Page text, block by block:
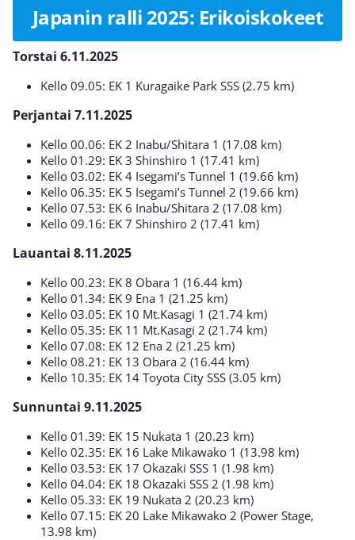
Japanin ralli 2025: Erikoiskokeet
Torstai 6.11.2025
Kello 09.05: EK 1 Kuragaike Park SSS (2.75 km)
Perjantai 7.11.2025
Kello 00.06: EK 2 Inabu/Shitara 1 (17.08 km)
Kello 01.29: EK 3 Shinshiro 1 (17.41 km)
Kello 03.02: EK 4 Isegami’s Tunnel 1 (19.66 km)
Kello 06.35: EK 5 Isegami’s Tunnel 2 (19.66 km)
Kello 07.53: EK 6 Inabu/Shitara 2 (17.08 km)
Kello 09.16: EK 7 Shinshiro 2 (17.41 km)
Lauantai 8.11.2025
Kello 00.23: EK 8 Obara 1 (16.44 km)
Kello 01.34: EK 9 Ena 1 (21.25 km)
Kello 03.05: EK 10 Mt.Kasagi 1 (21.74 km)
Kello 05.35: EK 11 Mt.Kasagi 2 (21.74 km)
Kello 07.08: EK 12 Ena 2 (21.25 km)
Kello 08.21: EK 13 Obara 2 (16.44 km)
Kello 10.35: EK 14 Toyota City SSS (3.05 km)
Sunnuntai 9.11.2025
Kello 01.39: EK 15 Nukata 1 (20.23 km)
Kello 02.35: EK 16 Lake Mikawako 1 (13.98 km)
Kello 03.53: EK 17 Okazaki SSS 1 (1.98 km)
Kello 04.04: EK 18 Okazaki SSS 2 (1.98 km)
Kello 05.33: EK 19 Nukata 2 (20.23 km)
Kello 07.15: EK 20 Lake Mikawako 2 (Power Stage,
13.98 km)